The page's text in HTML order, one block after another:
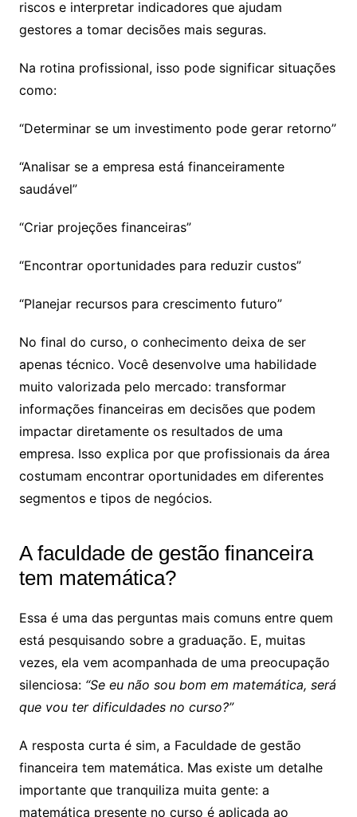
riscos e interpretar indicadores que ajudam
gestores a tomar decisões mais seguras.
Na rotina profissional, isso pode significar situações
como:
“Determinar se um investimento pode gerar retorno”
“Analisar se a empresa está financeiramente
saudável”
“Criar projeções financeiras”
“Encontrar oportunidades para reduzir custos”
“Planejar recursos para crescimento futuro”
No final do curso, o conhecimento deixa de ser
apenas técnico. Você desenvolve uma habilidade
muito valorizada pelo mercado: transformar
informações financeiras em decisões que podem
impactar diretamente os resultados de uma
empresa. Isso explica por que profissionais da área
costumam encontrar oportunidades em diferentes
segmentos e tipos de negócios.
A faculdade de gestão financeira
tem matemática​?
Essa é uma das perguntas mais comuns entre quem
está pesquisando sobre a graduação. E, muitas
vezes, ela vem acompanhada de uma preocupação
silenciosa: “Se eu não sou bom em matemática, será
que vou ter dificuldades no curso?”
A resposta curta é sim, a Faculdade de gestão
financeira tem matemática. Mas existe um detalhe
importante que tranquiliza muita gente: a
matemática presente no curso é aplicada ao